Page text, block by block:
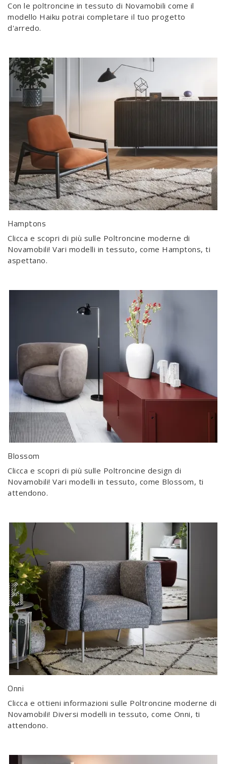
Con le poltroncine in tessuto di Novamobili come il
modello Haiku potrai completare il tuo progetto
d'arredo.
Hamptons
Clicca e scopri di più sulle Poltroncine moderne di
Novamobili! Vari modelli in tessuto, come Hamptons, ti
aspettano.
Blossom
Clicca e scopri di più sulle Poltroncine design di
Novamobili! Vari modelli in tessuto, come Blossom, ti
attendono.
Onni
Clicca e ottieni informazioni sulle Poltroncine moderne di
Novamobili! Diversi modelli in tessuto, come Onni, ti
attendono.